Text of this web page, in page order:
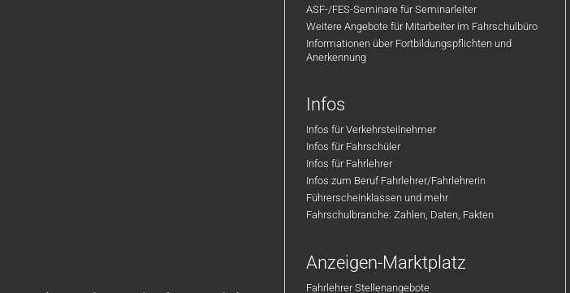
ASF-/FES-Seminare für Seminarleiter
Weitere Angebote für Mitarbeiter im Fahrschulbüro
Informationen über Fortbildungspflichten und
Anerkennung
Infos
Infos für Verkehrsteilnehmer
Infos für Fahrschüler
Infos für Fahrlehrer
Infos zum Beruf Fahrlehrer/Fahrlehrerin
Führerscheinklassen und mehr
Fahrschulbranche: Zahlen, Daten, Fakten
Anzeigen-Marktplatz
Fahrlehrer Stellenangebote